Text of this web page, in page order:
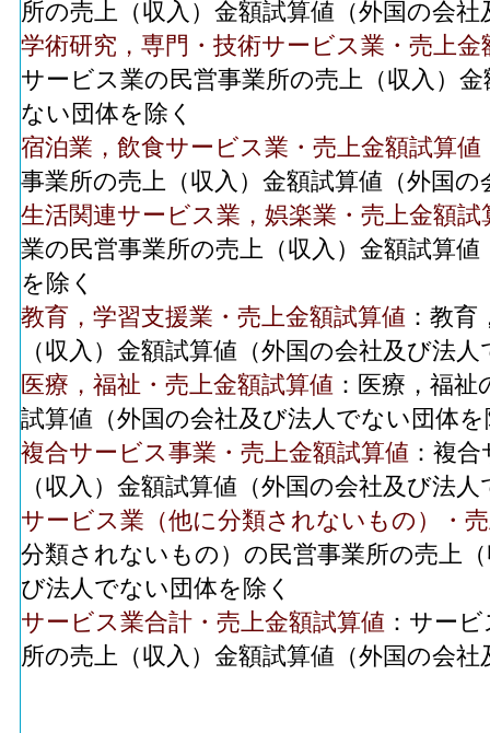
所の売上（収入）金額試算値（外国の会
学術研究，専門・技術サービス業・売上金
サービス業の民営事業所の売上（収入）
ない団体を除く
宿泊業，飲食サービス業・売上金額試算値
事業所の売上（収入）金額試算値（外国
生活関連サービス業，娯楽業・売上金額試
業の民営事業所の売上（収入）金額試算
を除く
教育，学習支援業・売上金額試算値 ：教
（収入）金額試算値（外国の会社及び法
医療，福祉・売上金額試算値 ：医療，福
試算値（外国の会社及び法人でない団体
複合サービス事業・売上金額試算値 ：複
（収入）金額試算値（外国の会社及び法
サービス業（他に分類されないもの）・
分類されないもの）の民営事業所の売上
び法人でない団体を除く
サービス業合計・売上金額試算値 ：サー
所の売上（収入）金額試算値（外国の会